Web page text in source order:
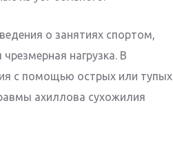
о занятиях спортом,
нагрузка. В
с помощью острых или тупых
ахиллова сухожилия